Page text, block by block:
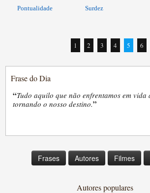
Pontualidade Surdez
1 2 3 4 5 6
Frase do Dia
“Tudo aquilo que não enfrentamos em vida
tornando o nosso destino.”
Frases Autores Filmes
Autores populares